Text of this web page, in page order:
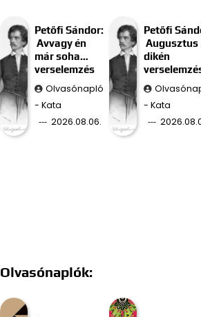
Petőfi Sándor:
Avvagy én
már soha…
verselemzés
Olvasónapló
- Kata
2026.08.06.
Petőfi
Augusztus
dikén
- Kata
Olvasónaplók: